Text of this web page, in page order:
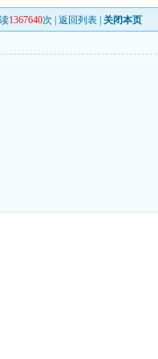
1367640次 |返回列表 关闭本页